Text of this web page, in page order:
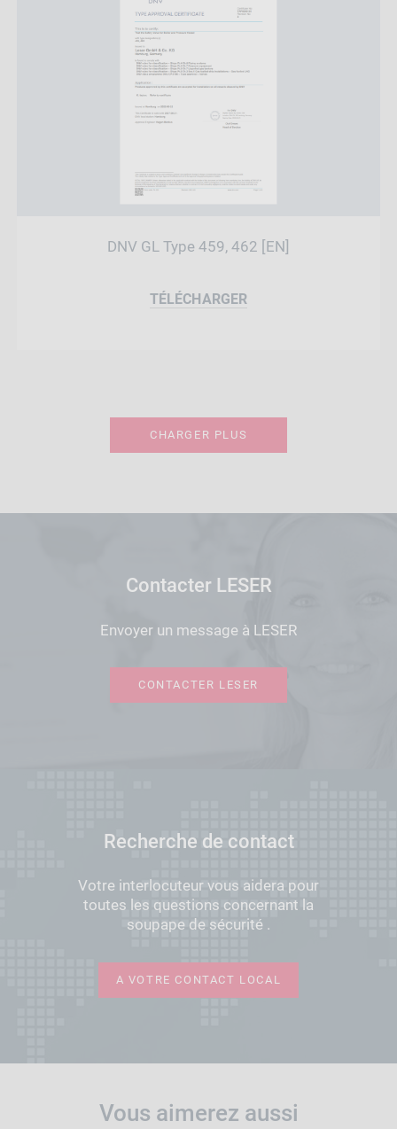
DNV GL Type 459, 462 [EN]
TÉLÉCHARGER
CHARGER PLUS
Contacter LESER
Envoyer un message à LESER
CONTACTER LESER
Recherche de contact
Votre interlocuteur vous aidera pour
toutes les questions concernant la
soupape de sécurité .
A VOTRE CONTACT LOCAL
Vous aimerez aussi